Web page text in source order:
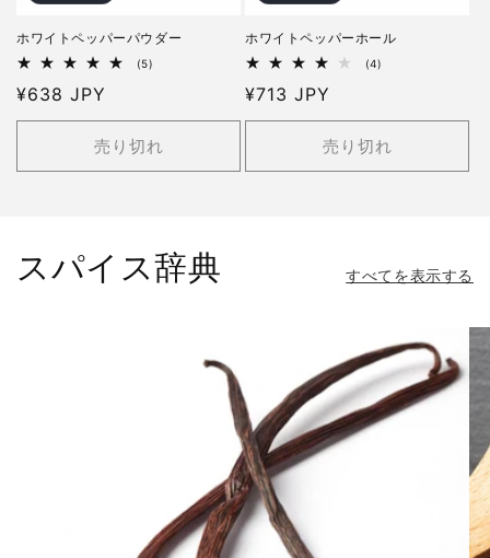
ホワイトペッパーパウダー
(5)
ー
の
合
通
常
格
¥638 JPY
売り切れ
ホワイトペッパーホール
(4)
ー
の
合
通
常
格
¥713 JPY
売り切れ
スパイス辞典 すべてを表示する